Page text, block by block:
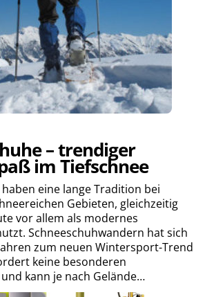
– trendiger
im Tiefschnee
eine lange Tradition bei
Gebieten, gleichzeitig
vor allem als modernes
Schneeschuhwandern hat sich
zum neuen Wintersport-Trend
keine besonderen
kann je nach Gelände…